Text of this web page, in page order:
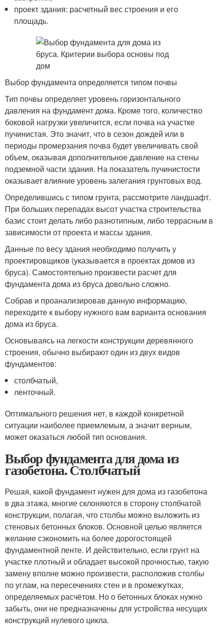
проект здания: расчетный вес строения и его
площадь.
Выбор фундамента определяется типом почвы
Тип почвы определяет уровень горизонтального
давления на фундамент дома. Кроме того, количество
боковой нагрузки увеличится, если почва на участке
пучинистая. Это значит, что в сезон дождей или в
периоды промерзания почва будет увеличивать свой
объем, оказывая дополнительное давление на стены
подземной части здания. На показатель пучинистости
оказывает влияние уровень залегания грунтовых вод.
Определившись с типом грунта, рассмотрите ландшафт.
При больших перепадах высот участка строительства
базис стоит делать либо разнотипным, либо террасным в
зависимости от проекта и массы здания.
Данные по весу здания необходимо получить у
проектировщиков (указывается в проектах домов из
бруса). Самостоятельно произвести расчет для
фундамента дома из бруса довольно сложно.
Собрав и проанализировав данную информацию,
переходите к выбору нужного вам варианта основания
дома из бруса.
Основываясь на легкости конструкции деревянного
строения, обычно выбирают один из двух видов
фундаментов:
столбчатый,
ленточный.
Оптимального решения нет, в каждой конкретной
ситуации наиболее приемлемым, а значит верным,
может оказаться любой тип основания.
Выбор фундамента для дома из
газобетона. Столбчатый
Решая, какой фундамент нужен для дома из газобетона
в два этажа, многие склоняются в сторону столбчатой
конструкции, полагая, что столбы можно выложить из
стеновых бетонных блоков. Основной целью является
желание сэкономить на более дорогостоящей
фундаментной ленте. И действительно, если грунт на
участке плотный и обладает высокой прочностью, такую
замену вполне можно произвести, расположив столбы
по углам, на пересечениях стен и в промежутках,
определяемых расчётом. Но о бетонных блоках нужно
забыть, они не предназначены для устройства несущих
конструкций нулевого цикла.